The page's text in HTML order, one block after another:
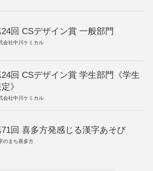
回 CSデザイン賞 一般部門
会社中川ケミカル
回 CSデザイン賞 学生部門《学生
》
会社中川ケミカル
回 喜多方発感じる漢字あそび
のまち喜多方